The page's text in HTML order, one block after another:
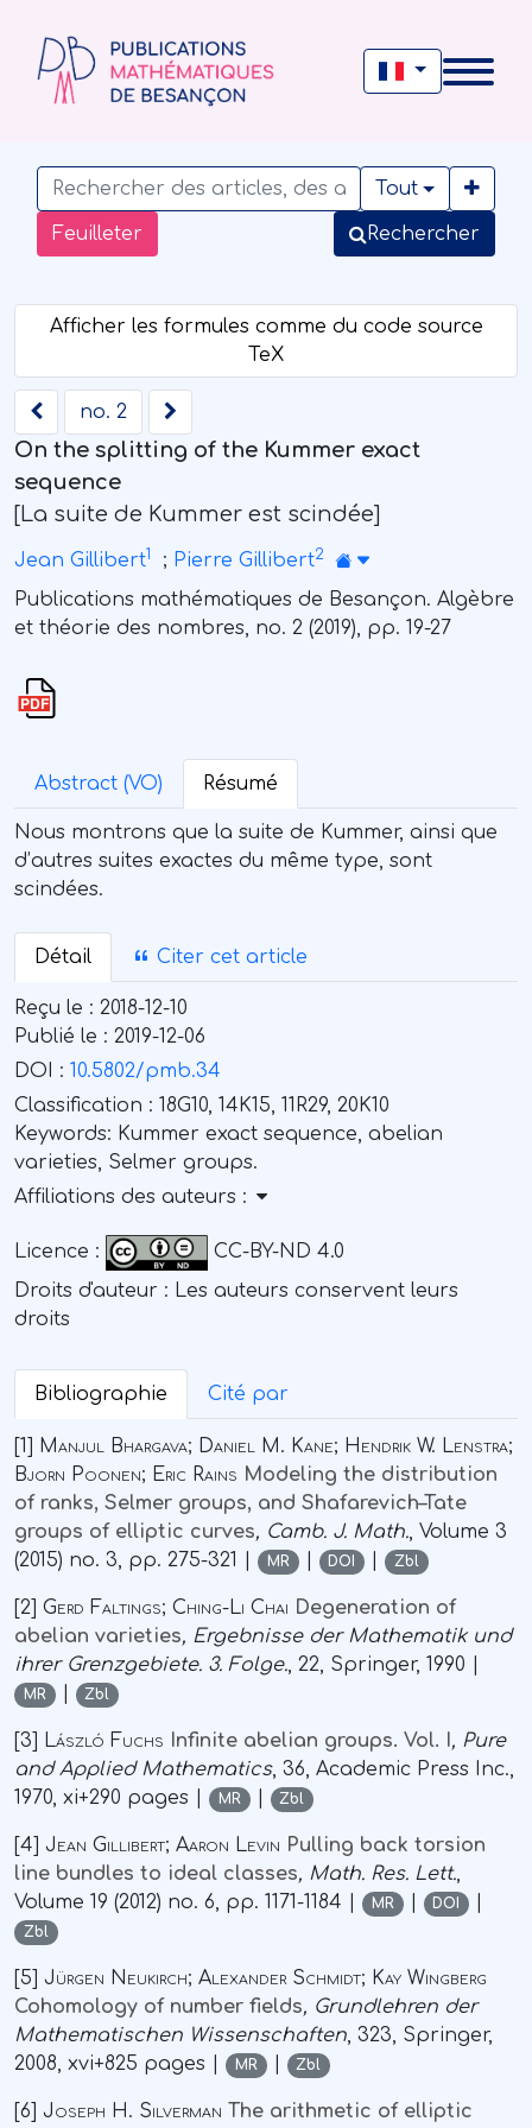
Feuilleter
Tout
Rechercher
no. 2
On the splitting of the Kummer exact
sequence
[La suite de Kummer est scindée]
Jean Gillibert1 ; Pierre Gillibert2
Publications mathématiques de Besançon. Algèbre
et théorie des nombres, no. 2 (2019), pp. 19-27
Abstract (VO) Résumé
Nous montrons que la suite de Kummer, ainsi que
d’autres suites exactes du même type, sont
scindées.
Détail Citer cet article
Reçu le : 2018-12-10
Publié le : 2019-12-06
DOI : 10.5802/pmb.34
Classification : 18G10, 14K15, 11R29, 20K10
Keywords: Kummer exact sequence, abelian
varieties, Selmer groups.
Affiliations des auteurs :
Licence :
CC-BY-ND 4.0
Droits d'auteur : Les auteurs conservent leurs
droits
Bibliographie Cité par
[1]
Manjul Bhargava; Daniel M. Kane; Hendrik W. Lenstra;
Bjorn Poonen; Eric Rains Modeling the distribution
of ranks, Selmer groups, and Shafarevich–Tate
groups of elliptic curves, Camb. J. Math., Volume 3
(2015) no. 3, pp. 275-321 |
MR | DOI | Zbl
[2] Gerd Faltings; Ching-Li Chai Degeneration of
abelian varieties, Ergebnisse der Mathematik und
ihrer Grenzgebiete. 3. Folge., 22, Springer, 1990 |
MR | Zbl
[3] László Fuchs Infinite abelian groups. Vol. I, Pure
and Applied Mathematics, 36, Academic Press Inc.,
1970, xi+290 pages |
MR | Zbl
[4] Jean Gillibert; Aaron Levin Pulling back torsion
line bundles to ideal classes, Math. Res. Lett.,
Volume 19 (2012) no. 6, pp. 1171-1184 | MR | DOI
Zbl
[5] Jürgen Neukirch; Alexander Schmidt; Kay Wingberg
Cohomology of number fields, Grundlehren der
Mathematischen Wissenschaften, 323, Springer,
2008, xvi+825 pages |
MR | Zbl
[6] Joseph H. Silverman The arithmetic of elliptic